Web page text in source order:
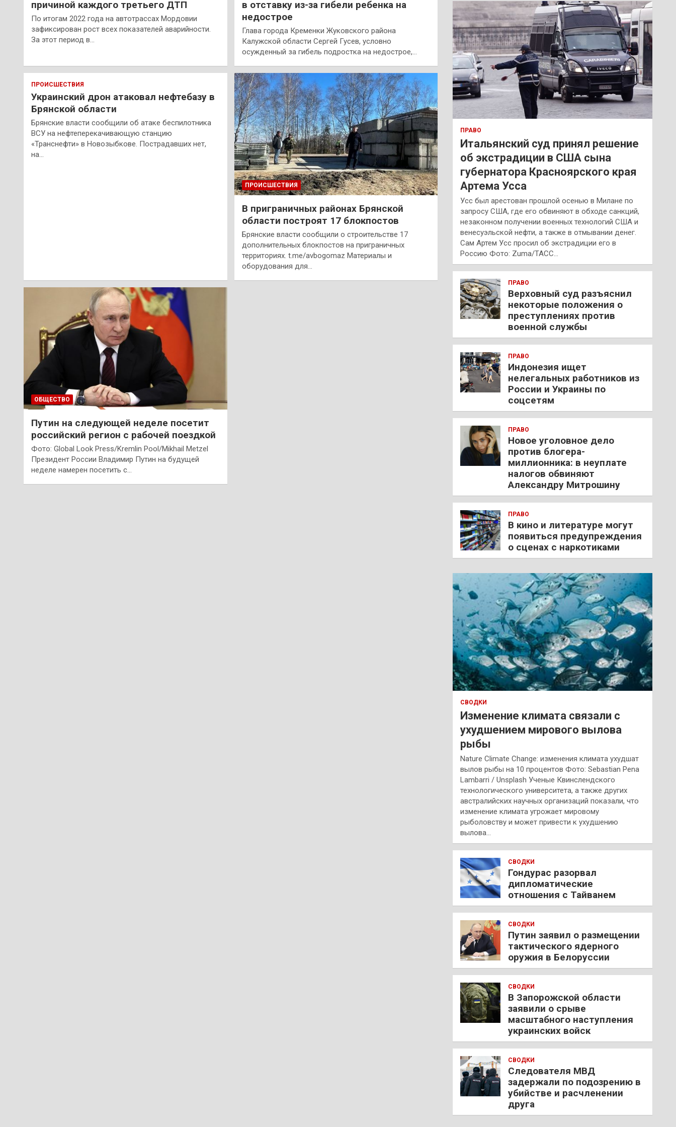
причиной каждого третьего ДТП
По итогам 2022 года на автотрассах Мордовии
зафиксирован рост всех показателей аварийности.
За этот период в…
в отставку из-за гибели ребенка на
недострое
Глава города Кременки Жуковского района
Калужской области Сергей Гусев, условно
осужденный за гибель подростка на недострое,…
ПРОИСШЕСТВИЯ
Украинский дрон атаковал нефтебазу в
Брянской области
Брянские власти сообщили об атаке беспилотника
ВСУ на нефтеперекачивающую станцию
«Транснефти» в Новозыбкове. Пострадавших нет,
на…
ПРОИСШЕСТВИЯ
В приграничных районах Брянской
области построят 17 блокпостов
Брянские власти сообщили о строительстве 17
дополнительных блокпостов на приграничных
территориях. t.me/avbogomaz Материалы и
оборудования для…
ОБЩЕСТВО
Путин на следующей неделе посетит
российский регион с рабочей поездкой
Фото: Global Look Press/Kremlin Pool/Mikhail Metzel
Президент России Владимир Путин на будущей
неделе намерен посетить с…
к
ПРАВО
Итальянский суд принял решение
об экстрадиции в США сына
губернатора Красноярского края
Артема Усса
Усс был арестован прошлой осенью в Милане по
запросу США, где его обвиняют в обходе санкций,
незаконном получении военных технологий США и
венесуэльской нефти, а также в отмывании денег.
Сам Артем Усс просил об экстрадиции его в
Россию Фото: Zuma/ТАСС…
ПРАВО
Верховный суд разъяснил
некоторые положения о
преступлениях против
военной службы
ПРАВО
Индонезия ищет
нелегальных работников из
России и Украины по
соцсетям
ПРАВО
Новое уголовное дело
против блогера-
миллионника: в неуплате
налогов обвиняют
Александру Митрошину
ПРАВО
В кино и литературе могут
появиться предупреждения
о сценах с наркотиками
СВОДКИ
Изменение климата связали с
ухудшением мирового вылова
рыбы
Nature Climate Change: изменения климата ухудшат
вылов рыбы на 10 процентов Фото: Sebastian Pena
Lambarri / Unsplash Ученые Квинслендского
технологического университета, а также других
австралийских научных организаций показали, что
изменение климата угрожает мировому
рыболовству и может привести к ухудшению
вылова…
СВОДКИ
Гондурас разорвал
дипломатические
отношения с Тайванем
СВОДКИ
Путин заявил о размещении
тактического ядерного
оружия в Белоруссии
СВОДКИ
В Запорожской области
заявили о срыве
масштабного наступления
украинских войск
СВОДКИ
Следователя МВД
задержали по подозрению в
убийстве и расчленении
друга